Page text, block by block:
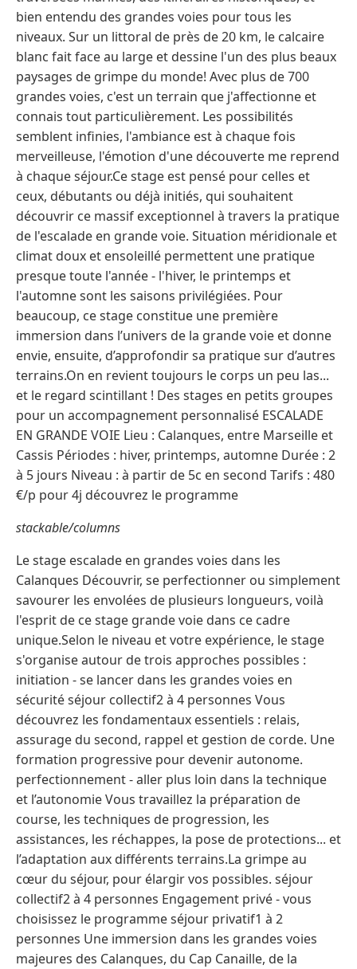
bien entendu des grandes voies pour tous les
niveaux. Sur un littoral de près de 20 km, le calcaire
blanc fait face au large et dessine l'un des plus beaux
paysages de grimpe du monde! Avec plus de 700
grandes voies, c'est un terrain que j'affectionne et
connais tout particulièrement. Les possibilités
semblent infinies, l'ambiance est à chaque fois
merveilleuse, l'émotion d'une découverte me reprend
à chaque séjour.Ce stage est pensé pour celles et
ceux, débutants ou déjà initiés, qui souhaitent
découvrir ce massif exceptionnel à travers la pratique
de l'escalade en grande voie. Situation méridionale et
climat doux et ensoleillé permettent une pratique
presque toute l'année - l'hiver, le printemps et
l'automne sont les saisons privilégiées. Pour
beaucoup, ce stage constitue une première
immersion dans l’univers de la grande voie et donne
envie, ensuite, d’approfondir sa pratique sur d’autres
terrains.On en revient toujours le corps un peu las...
et le regard scintillant ! Des stages en petits groupes
pour un accompagnement personnalisé ESCALADE
EN GRANDE VOIE Lieu : Calanques, entre Marseille et
Cassis Périodes : hiver, printemps, automne Durée : 2
à 5 jours Niveau : à partir de 5c en second Tarifs : 480
€/p pour 4j découvrez le programme
stackable/columns
Le stage escalade en grandes voies dans les
Calanques Découvrir, se perfectionner ou simplement
savourer les envolées de plusieurs longueurs, voilà
l'esprit de ce stage grande voie dans ce cadre
unique.Selon le niveau et votre expérience, le stage
s'organise autour de trois approches possibles :
initiation - se lancer dans les grandes voies en
sécurité séjour collectif2 à 4 personnes Vous
découvrez les fondamentaux essentiels : relais,
assurage du second, rappel et gestion de corde. Une
formation progressive pour devenir autonome.
perfectionnement - aller plus loin dans la technique
et l’autonomie Vous travaillez la préparation de
course, les techniques de progression, les
assistances, les réchappes, la pose de protections... et
l’adaptation aux différents terrains.La grimpe au
cœur du séjour, pour élargir vos possibles. séjour
collectif2 à 4 personnes Engagement privé - vous
choisissez le programme séjour privatif1 à 2
personnes Une immersion dans les grandes voies
majeures des Calanques, du Cap Canaille, de la